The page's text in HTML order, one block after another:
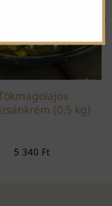
(0,5 kg)
5 340 Ft